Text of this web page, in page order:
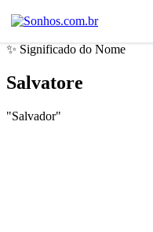
✨ Significado do Nome
Salvatore
"Salvador"